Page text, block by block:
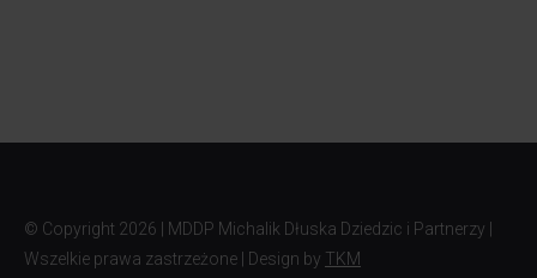
© Copyright 2026 | MDDP Michalik Dłuska Dziedzic i Partnerzy |
Wszelkie prawa zastrzeżone | Design by TKM